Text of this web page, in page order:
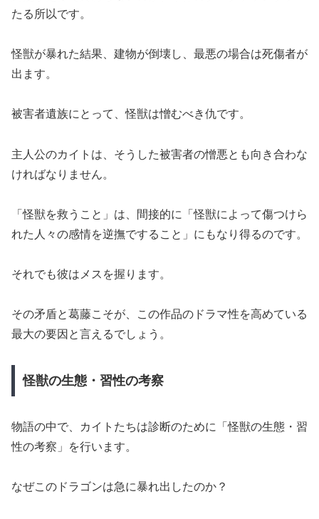
たる所以です。
怪獣が暴れた結果、建物が倒壊し、最悪の場合は死傷者が
出ます。
被害者遺族にとって、怪獣は憎むべき仇です。
主人公のカイトは、そうした被害者の憎悪とも向き合わな
ければなりません。
「怪獣を救うこと」は、間接的に「怪獣によって傷つけら
れた人々の感情を逆撫ですること」にもなり得るのです。
それでも彼はメスを握ります。
その矛盾と葛藤こそが、この作品のドラマ性を高めている
最大の要因と言えるでしょう。
怪獣の生態・習性の考察
物語の中で、カイトたちは診断のために「怪獣の生態・習
性の考察」を行います。
なぜこのドラゴンは急に暴れ出したのか？